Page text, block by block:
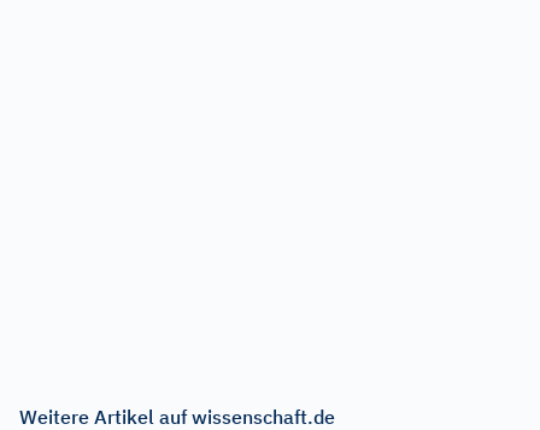
Weitere Artikel auf wissenschaft.de